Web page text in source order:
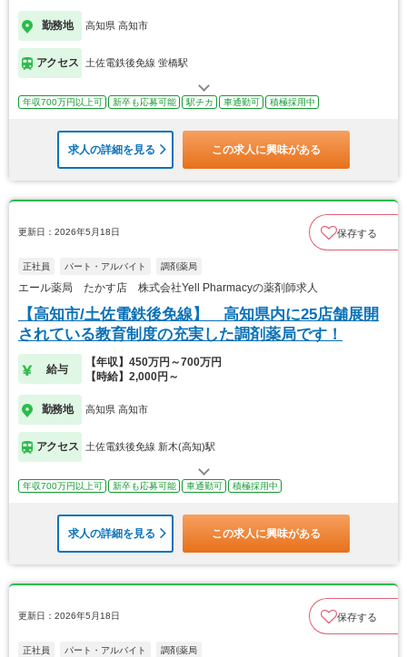
勤務地 高知県 高知市
アクセス 土佐電鉄後免線 蛍橋駅
年収700万円以上可 新卒も応募可能 駅チカ 車通勤可 積極採用中
求人の詳細を見る この求人に興味がある
更新日：2026年5月18日 保存する
正社員 パート・アルバイト 調剤薬局
エール薬局 たかす店 株式会社Yell Pharmacyの薬剤師求人
【高知市/土佐電鉄後免線】 高知県内に25店舗展開
されている教育制度の充実した調剤薬局です！
給与
【年収】450万円～700万円
【時給】2,000円～
勤務地 高知県 高知市
アクセス 土佐電鉄後免線 新木(高知)駅
年収700万円以上可 新卒も応募可能 車通勤可 積極採用中
求人の詳細を見る この求人に興味がある
更新日：2026年5月18日 保存する
正社員 パート・アルバイト 調剤薬局